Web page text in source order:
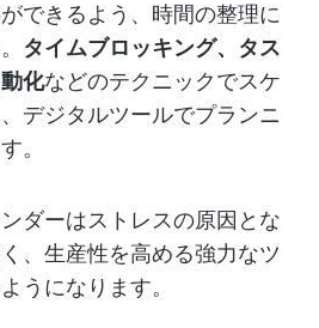
できるよう、時間の整理に
タイムブロッキング、タス
化などのテクニックでスケ
デジタルツールでプランニ
。
ダーはストレスの原因とな
、生産性を高める強力なツ
うになります。